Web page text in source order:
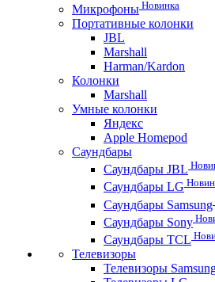
Микрофоны Новинка
Портативные колонки
JBL
Marshall
Harman/Kardon
Колонки
Marshall
Умные колонки
Яндекс
Apple Homepod
Саундбары
Саундбары JBL
Саундбары LG
Саундбары Samsung
Саундбары Sony
Саундбары TCL
Телевизоры
Телевизоры